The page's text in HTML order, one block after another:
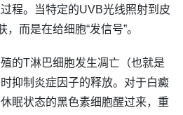
程。当特定的UVB光线照射到皮
，而是在给细胞“发信号”。
的T淋巴细胞发生凋亡（也就是
抑制炎症因子的释放。对于白癜
眠状态的黑色素细胞醒过来，重